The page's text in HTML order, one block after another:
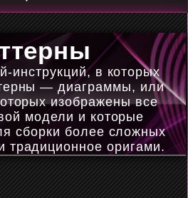
инструкций, в которых
— диаграммы, или
изображены все
модели и которые
сборки более сложных
традиционное оригами.